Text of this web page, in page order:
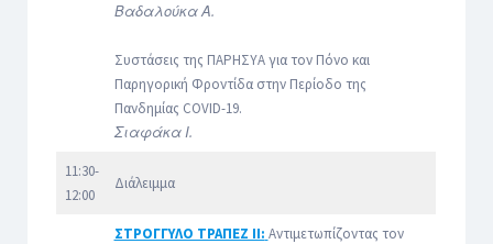
Βαδαλούκα Α.
Συστάσεις της ΠΑΡΗΣΥΑ για τον Πόνο και
Παρηγορική Φροντίδα στην Περίοδο της
Πανδημίας COVID-19.
Σιαφάκα Ι.
11:30-
12:00
Διάλειμμα
ΣΤΡΟΓΓΥΛΟ ΤΡΑΠΕΖ ΙI: Αντιμετωπίζοντας τον